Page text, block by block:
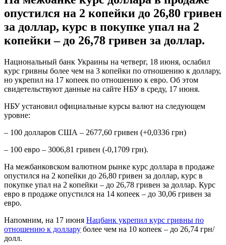
опустился на 2 копейки до 26,80 гривен
за доллар, курс в покупке упал на 2
копейки – до 26,78 гривен за доллар.
Национальный банк Украины на четверг, 18 июня, ослабил
курс гривны более чем на 3 копейки по отношению к доллару,
но укрепил на 17 копеек по отношению к евро. Об этом
свидетельствуют данные на сайте НБУ в среду, 17 июня.
НБУ установил официальные курсы валют на следующем
уровне:
– 100 долларов США – 2677,60 гривен (+0,0336 грн)
– 100 евро – 3006,81 гривен (-0,1709 грн).
На межбанковском валютном рынке курс доллара в продаже
опустился на 2 копейки до 26,80 гривен за доллар, курс в
покупке упал на 2 копейки – до 26,78 гривен за доллар. Курс
евро в продаже опустился на 14 копеек – до 30,06 гривен за
евро.
Напомним, на 17 июня Нацбанк укрепил курс гривны по
отношению к доллару более чем на 10 копеек – до 26,74 грн/
долл.